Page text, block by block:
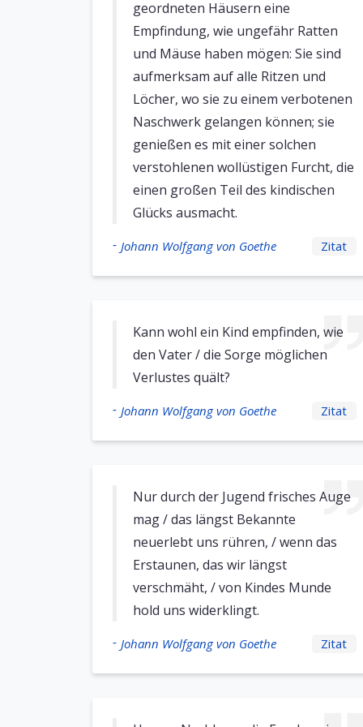
geordneten Häusern eine
Empfindung, wie ungefähr Ratten
und Mäuse haben mögen: Sie sind
aufmerksam auf alle Ritzen und
Löcher, wo sie zu einem verbotenen
Naschwerk gelangen können; sie
genießen es mit einer solchen
verstohlenen wollüstigen Furcht, die
einen großen Teil des kindischen
Glücks ausmacht.
- Johann Wolfgang von Goethe Zitat
Kann wohl ein Kind empfinden, wie
den Vater / die Sorge möglichen
Verlustes quält?
- Johann Wolfgang von Goethe Zitat
Nur durch der Jugend frisches Auge
mag / das längst Bekannte
neuerlebt uns rühren, / wenn das
Erstaunen, das wir längst
verschmäht, / von Kindes Munde
hold uns widerklingt.
- Johann Wolfgang von Goethe Zitat